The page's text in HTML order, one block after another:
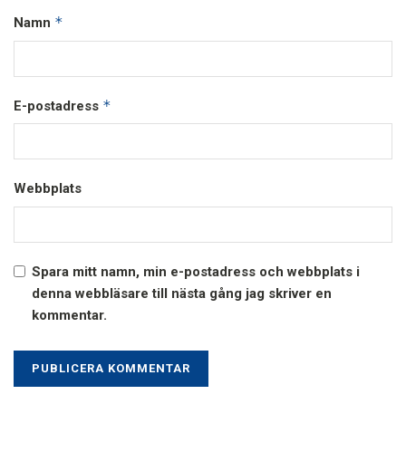
Namn *
E-postadress *
Webbplats
Spara mitt namn, min e-postadress och webbplats i
denna webbläsare till nästa gång jag skriver en
kommentar.